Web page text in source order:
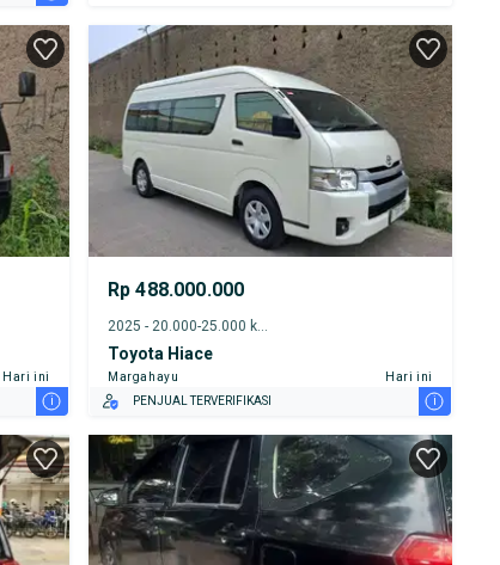
Hari ini
i
Rp 488.000.000
2025 - 20.000-25.000 km
Toyota Hiace
Margahayu
Hari ini
PENJUAL TERVERIFIKASI
i